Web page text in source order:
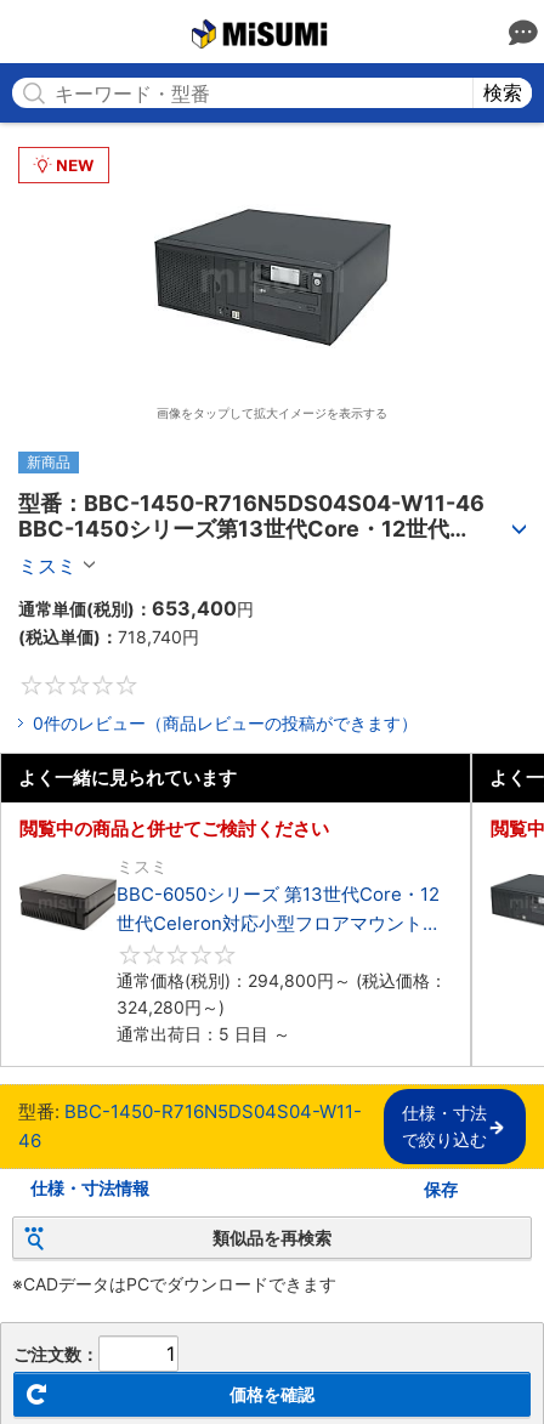
検索
画像をタップして拡大イメージを表示する
新商品
型番：BBC-1450-R716N5DS04S04-W11-46
BBC-1450シリーズ第13世代Core・12世代
Celeron対応小型フロアマウント4PCIe
ミスミ
通常単価(税別)： 653,400円
(税込単価)： 718,740円
0件のレビュー（商品レビューの投稿ができます）
よく一緒に見られています
閲覧中の商品と併せてご検討ください
ミスミ
BBC-6050シリーズ 第13世代Core・12
世代Celeron対応小型フロアマウント
3PCIe
通常価格(税別)： 294,800円 ～ (税込価格：
324,280円 ～)
通常出荷日：5 日目 ～
よく
閲覧
型番: BBC-1450-R716N5DS04S04-W11-
46
仕様・寸法
で絞り込む
仕様・寸法情報 保存
類似品を再検索
※CADデータはPCでダウンロードできます
ご注文数：
価格を確認